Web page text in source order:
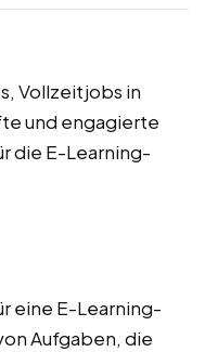
Vollzeitjobs in
und engagierte
die E-Learning-
eine E-Learning-
Aufgaben, die